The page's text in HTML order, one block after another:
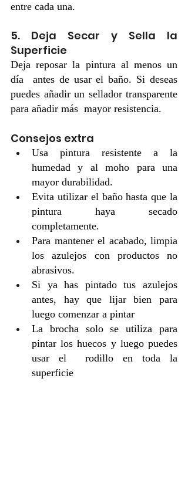
entre cada una.
5. Deja Secar y Sella la
Superficie
Deja reposar la pintura al menos un
día  antes de usar el baño. Si deseas
puedes añadir un sellador transparente
para añadir más  mayor resistencia.
Consejos extra
Usa pintura resistente a la
humedad y al moho para una
mayor durabilidad.
Evita utilizar el baño hasta que la
pintura haya secado
completamente.
Para mantener el acabado, limpia
los azulejos con productos no
abrasivos.
Si ya has pintado tus azulejos
antes, hay que lijar bien para
luego comenzar a pintar
La brocha solo se utiliza para
pintar los huecos y luego puedes
usar el  rodillo en toda la
superficie